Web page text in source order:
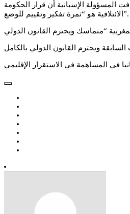
المسؤولة الإسبانية أن قرار الحكومة
الائتلافية هو “ثمرة تفكير وتقييم للوضع”.